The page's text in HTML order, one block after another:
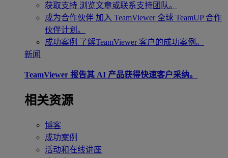
获取支持 浏览文章或联系支持团队。
成为合作伙伴 加入 TeamViewer 全球 TeamUP 合作
伙伴计划。
成功案例 了解TeamViewer 客户的成功案例。
新闻
TeamViewer 报告其 AI 产品获得快速客户采纳。
相关资源
博客
成功案例
活动和在线讲座